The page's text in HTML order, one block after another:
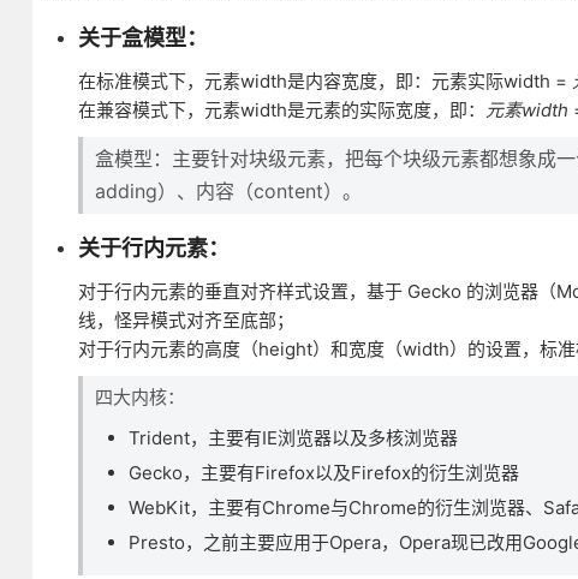
关于盒模型：
在标准模式下，元素width是内容宽度，即：元素实际width =
在兼容模式下，元素width是元素的实际宽度，即： 元素width
盒模型：主要针对块级元素，把每个块级元素都想象成
adding）、内容（content）。
关于行内元素：
对于行内元素的垂直对齐样式设置，基于 Gecko 的浏览器
线，怪异模式对齐至底部；
对于行内元素的高度（height）和宽度（width）的设置，标准
四大内核：
Trident，主要有IE浏览器以及多核浏览器
Gecko，主要有Firefox以及Firefox的衍生浏览器
WebKit，主要有Chrome与Chrome的衍生浏览器、
Presto，之前主要应用于Opera，Opera现已改用